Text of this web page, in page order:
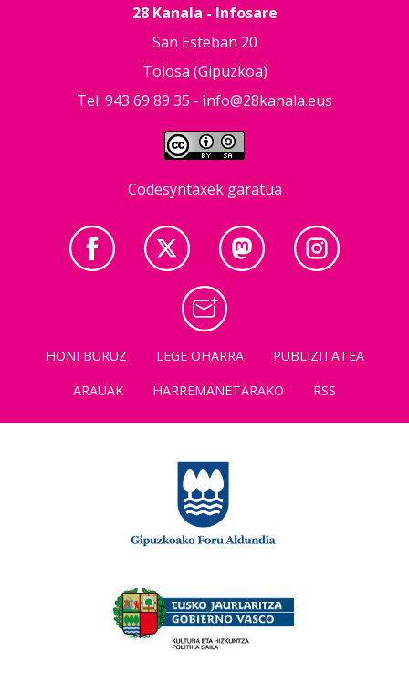
28 Kanala - Infosare
San Esteban 20
Tolosa (Gipuzkoa)
Tel: 943 69 89 35 - info@28kanala.eus
Codesyntaxek garatua
HONI BURUZ LEGE OHARRA
PUBLIZITATEA
ARAUAK
HARREMANETARAKO RSS